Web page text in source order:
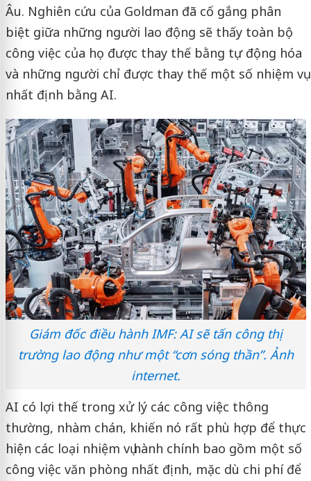
Âu. Nghiên cứu của Goldman đã cố gắng phân
biệt giữa những người lao động sẽ thấy toàn bộ
công việc của họ được thay thế bằng tự động hóa
và những người chỉ được thay thế một số nhiệm vụ
nhất định bằng AI.
Giám đốc điều hành IMF: AI sẽ tấn công thị
trường lao động như một “cơn sóng thần”. Ảnh
internet.
AI có lợi thế trong xử lý các công việc thông
thường, nhàm chán, khiến nó rất phù hợp để thực
hiện các loại nhiệm vụ hành chính bao gồm một số
công việc văn phòng nhất định, mặc dù chi phí để